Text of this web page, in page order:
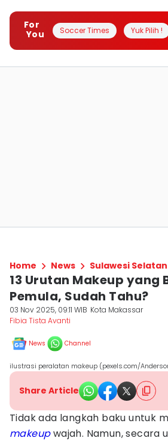
For
You
Soccer Times Yuk Pilih !
Home News Sulawesi Selatan
13 Urutan Makeup yang
Pemula, Sudah Tahu?
03 Nov 2025, 09:11 WIB Kota Makassar
Fibia Tista Avanti
News Channel
ilustrasi peralatan makeup (pexels.com/
Share Article
Tidak ada langkah baku untuk
makeupwajah. Namun, secara